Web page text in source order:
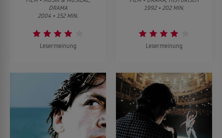
DRAMA
2004 • 152 MIN.
Lesermeinung
1992 • 202 MIN.
Lesermeinung